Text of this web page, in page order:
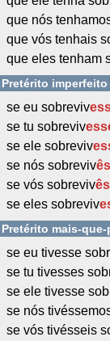
que nós
que vós tenhais
que eles tenham
Pretérito
se eu sobreviv
se tu sobreviv
se ele sobreviv
se nós sobreviv
se vós sobreviv
se eles sobreviv
Pretérito mais-
se eu tivesse
se tu tivesses
se ele tivesse
se nós
se vós tivésseis